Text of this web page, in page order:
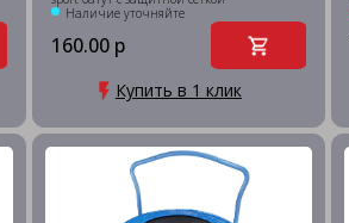
Наличие уточняйте
160.00 р
Купить в 1 клик